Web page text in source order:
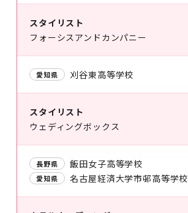
スタイリスト
フォーシスアンドカンパニー
愛知県 刈谷東高等学校
スタイリスト
ウェディングボックス
長野県 飯田女子高等学校
愛知県 名古屋経済大学市邨高等学校